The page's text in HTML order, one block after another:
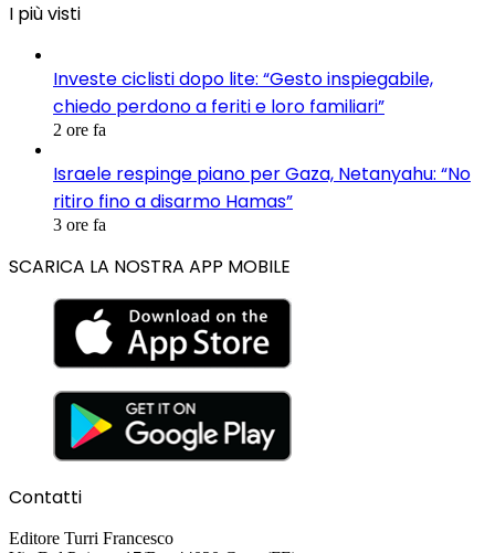
I più visti
Investe ciclisti dopo lite: “Gesto inspiegabile,
chiedo perdono a feriti e loro familiari”
2 ore fa
Israele respinge piano per Gaza, Netanyahu: “No
ritiro fino a disarmo Hamas”
3 ore fa
SCARICA LA NOSTRA APP MOBILE
Contatti
Editore Turri Francesco